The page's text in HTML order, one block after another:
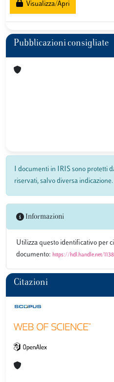
Visualizza/Apri
Pubblicazioni consigliate
I documenti in IRIS sono protetti
riservati, salvo diversa indicazione.
Informazioni
Utilizza questo identificativo per
documento: https://hdl.handle.net/
Citazioni